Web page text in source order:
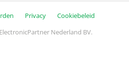
Privacy
Cookiebeleid
Nederland BV.